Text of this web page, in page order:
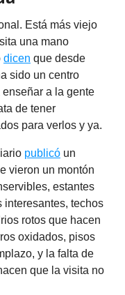
Está más viejo
una mano
dicen que desde
sido un centro
a la gente
de tener
para verlos y ya.
publicó un
vieron un montón
estantes
interesantes, techos
rotos que hacen
oxidados, pisos
y la falta de
que la visita no